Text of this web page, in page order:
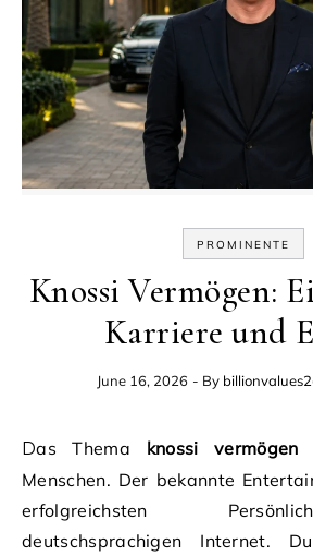
PROMINENTE
Knossi Vermögen:
Karriere und
June 16, 2026 - By
Das Thema knossi vermögen
Menschen. Der bekannte
erfolgreichsten
deutschsprachigen Internet.